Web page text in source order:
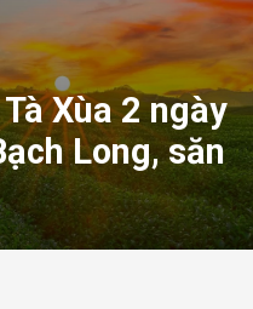
Xùa 2 ngày
Long, săn